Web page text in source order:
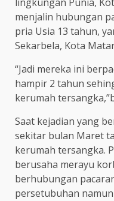
menjalin hubungan
pria Usia 13 tahun,
Sekarbela, Kota
“Jadi mereka ini
hampir 2 tahun
kerumah
Saat kejadian yang
sekitar bulan Maret
kerumah tersangka.
berusaha merayu
berhubungan
persetubuhan